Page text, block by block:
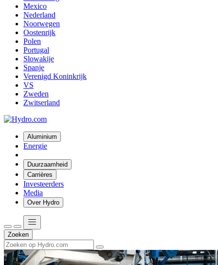
Mexico
Nederland
Noorwegen
Oostenrijk
Polen
Portugal
Slowakije
Spanje
Verenigd Koninkrijk
VS
Zweden
Zwitserland
Aluminium
Energie
Duurzaamheid
Carrières
Investeerders
Media
Over Hydro
Zoeken